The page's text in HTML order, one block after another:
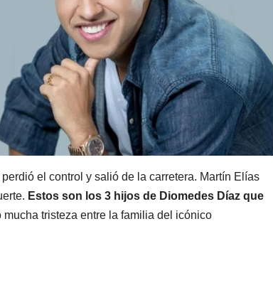
el control y salió de la carretera. Martín Elías
Estos son los 3 hijos de Diomedes Díaz que
mucha tristeza entre la familia del icónico